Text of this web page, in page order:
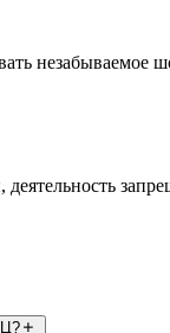
незабываемое